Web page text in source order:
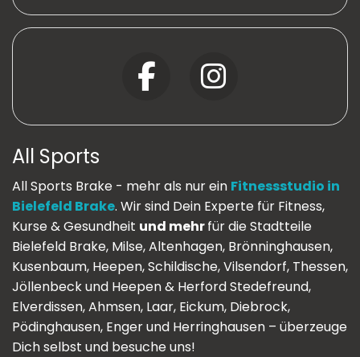
All Sports
All Sports Brake - mehr als nur ein Fitnessstudio in
Bielefeld Brake. Wir sind Dein Experte für Fitness,
Kurse & Gesundheit und mehrfür die Stadtteile
Bielefeld Brake, Milse, Altenhagen, Brönninghausen,
Kusenbaum, Heepen, Schildische, Vilsendorf, Thessen,
Jöllenbeck und Heepen & Herford Stedefreund,
Elverdissen, Ahmsen, Laar, Eickum, Diebrock,
Pödinghausen, Enger und Herringhausen – überzeuge
Dich selbst und besuche uns!